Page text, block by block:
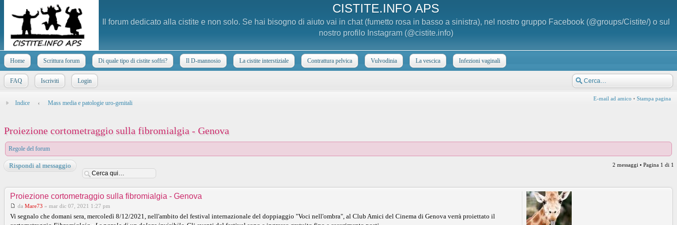
CISTITE.INFO APS
Il forum dedicato alla cistite e non solo. Se hai bisogno di aiuto vai in chat (fumetto rosa in basso a sinistra), nel nostro gruppo Facebook (@groups/Cistite/) o sul
nostro profilo Instagram (@cistite.info)
Home Scrittura forum Di quale tipo di cistite soffri? Il D-mannosio La cistite interstiziale Contrattura pelvica Vulvodinia La vescica Infezioni vaginali
FAQ Iscriviti Login
E-mail ad amico • Stampa pagina
Indice ‹ Mass media e patologie uro-genitali
Proiezione cortometraggio sulla fibromialgia - Genova
Regole del forum
Rispondi al messaggio 2 messaggi • Pagina 1 di 1
Proiezione cortometraggio sulla fibromialgia - Genova
da Mare73 » mar dic 07, 2021 1:27 pm
Vi segnalo che domani sera, mercoledì 8/12/2021, nell'ambito del festival internazionale del doppiaggio "Voci nell'ombra", al Club Amici del Cinema di Genova verrà proiettato il